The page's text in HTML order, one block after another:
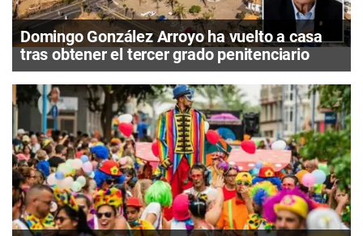
Domingo González Arroyo ha vuelto a casa
tras obtener el tercer grado penitenciario